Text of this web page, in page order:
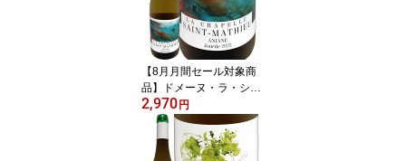
リオハ・アラベサ バスク
ミディアムボディ フルボ
ディ 750ml パーカー91
ワインアドヴォケイト
【8月月間セール対象商
品】ドメーヌ・ラ・シャ
ペル・サン・マチュー ジ
ュルド・ブラン 2023 フ
ランス 750ml 辛口 樽熟
成 8か月 オーク樽熟成 グ
2,970円